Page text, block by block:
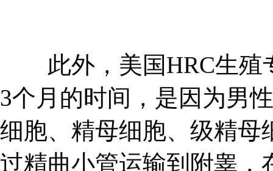
此外，美国HRC生殖
3个月的时间，是因为男
细胞、精母细胞、级精母
过精曲小管运输到附睾，